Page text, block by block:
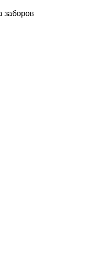
заборов